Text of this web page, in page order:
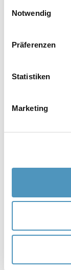
Notwendig
Präferenzen
Statistiken
Marketing